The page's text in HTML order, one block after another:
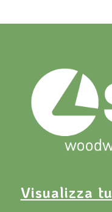
Visualizza